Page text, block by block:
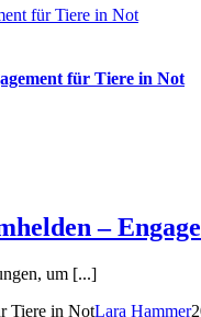
für Tiere in Not
für Tiere in Not
–
um [...]
Tiere in NotLara Hammer